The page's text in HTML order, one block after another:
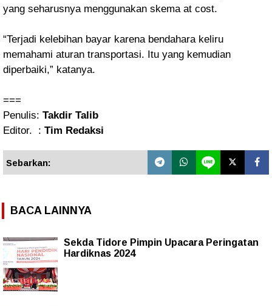
yang seharusnya menggunakan skema at cost.
“Terjadi kelebihan bayar karena bendahara keliru
memahami aturan transportasi. Itu yang kemudian
diperbaiki,” katanya.
===
Penulis: Takdir Talib
Editor. : Tim Redaksi
Sebarkan:
BACA LAINNYA
Sekda Tidore Pimpin Upacara Peringatan
Hardiknas 2024